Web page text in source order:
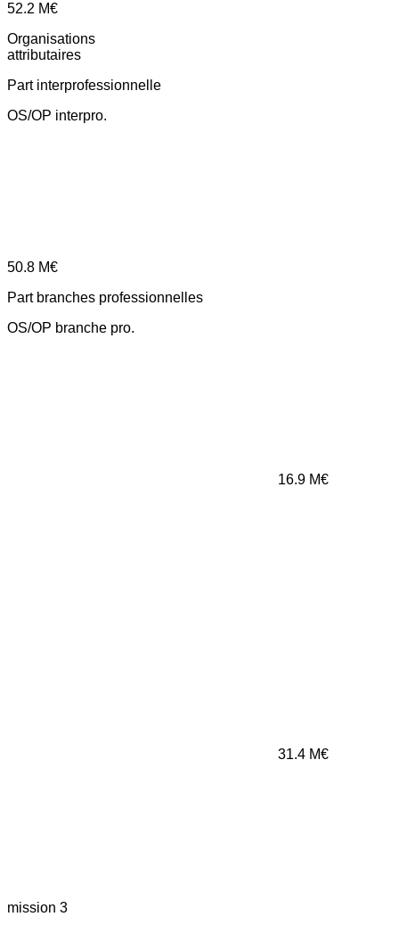
52.2 M€
Organisations
attributaires
Part interprofessionnelle
OS/OP interpro.
50.8 M€
Part branches professionnelles
OS/OP branche pro.
16.9 M€
31.4 M€
mission 3